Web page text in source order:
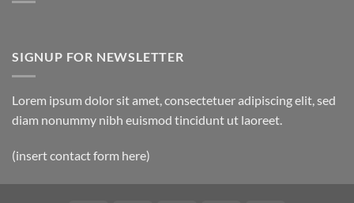
SIGNUP FOR NEWSLETTER
Lorem ipsum dolor sit amet, consectetuer adipiscing elit, sed
diam nonummy nibh euismod tincidunt ut laoreet.
(insert contact form here)